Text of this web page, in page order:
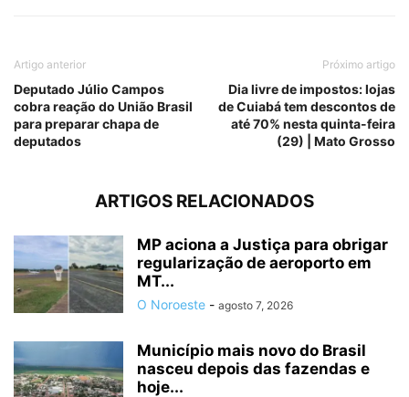
Artigo anterior
Deputado Júlio Campos
cobra reação do União Brasil
para preparar chapa de
deputados
Próximo artigo
Dia livre de impostos: lojas
de Cuiabá tem descontos de
até 70% nesta quinta-feira
(29) | Mato Grosso
ARTIGOS RELACIONADOS
MP aciona a Justiça para obrigar
regularização de aeroporto em
MT...
O Noroeste - agosto 7, 2026
Município mais novo do Brasil
nasceu depois das fazendas e
hoje...